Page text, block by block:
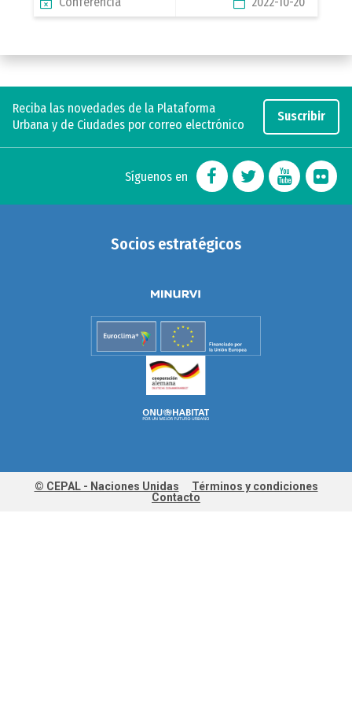
Reciba las novedades de la Plataforma
Urbana y de Ciudades por correo electrónico
Suscribir
Síguenos en
Socios estratégicos
© CEPAL - Naciones Unidas
Términos y condiciones
Contacto